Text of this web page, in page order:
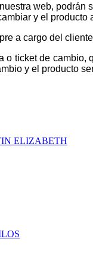
web,
y el producto
a cargo del
o ticket de
y el producto